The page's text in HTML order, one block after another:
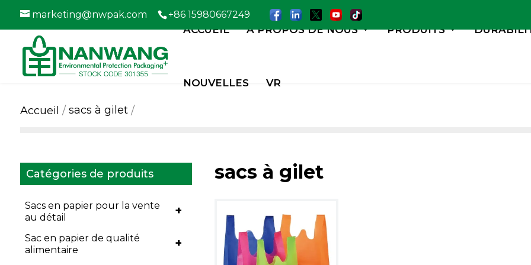
marketing@nwpak.com +86 15980667249
ACCUEIL À PROPOS DE NOUS PRODUITS
NOUVELLES VR
Accueil sacs à gilet
Catégories de produits
+
Sacs en papier pour la vente
au détail
+
Sac en papier de qualité
alimentaire
sacs à gilet